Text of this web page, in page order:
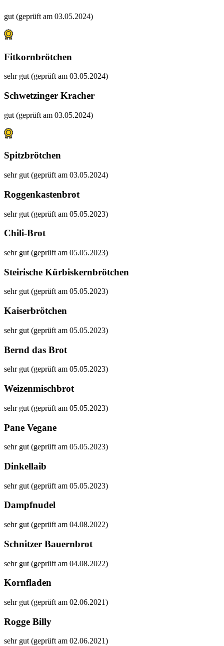
gut (geprüft am 03.05.2024)
Fitkornbrötchen
sehr gut (geprüft am 03.05.2024)
Schwetzinger Kracher
gut (geprüft am 03.05.2024)
Spitzbrötchen
sehr gut (geprüft am 03.05.2024)
Roggenkastenbrot
sehr gut (geprüft am 05.05.2023)
Chili-Brot
sehr gut (geprüft am 05.05.2023)
Steirische Kürbiskernbrötchen
sehr gut (geprüft am 05.05.2023)
Kaiserbrötchen
sehr gut (geprüft am 05.05.2023)
Bernd das Brot
sehr gut (geprüft am 05.05.2023)
Weizenmischbrot
sehr gut (geprüft am 05.05.2023)
Pane Vegane
sehr gut (geprüft am 05.05.2023)
Dinkellaib
sehr gut (geprüft am 05.05.2023)
Dampfnudel
sehr gut (geprüft am 04.08.2022)
Schnitzer Bauernbrot
sehr gut (geprüft am 04.08.2022)
Kornfladen
sehr gut (geprüft am 02.06.2021)
Rogge Billy
sehr gut (geprüft am 02.06.2021)